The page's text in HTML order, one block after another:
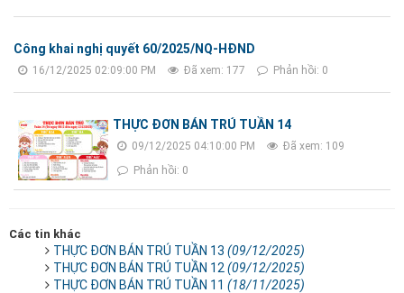
Công khai nghị quyết 60/2025/NQ-HĐND
16/12/2025 02:09:00 PM Đã xem: 177 Phản hồi: 0
THỰC ĐƠN BÁN TRÚ TUẦN 14
09/12/2025 04:10:00 PM
Đã xem: 109
Phản hồi: 0
Các tin khác
THỰC ĐƠN BÁN TRÚ TUẦN 13 (09/12/2025)
THỰC ĐƠN BÁN TRÚ TUẦN 12 (09/12/2025)
THỰC ĐƠN BÁN TRÚ TUẦN 11 (18/11/2025)